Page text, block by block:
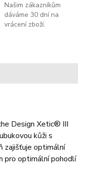
Našim zákazníkům
dáváme 30 dní na
vrácení zboží.
Design Xetic® III
kůži s
zajišťuje optimální
pro optimální pohodlí